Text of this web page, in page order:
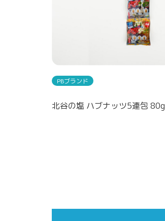
PBブランド
北谷の塩 ハブナッツ5連包 80g